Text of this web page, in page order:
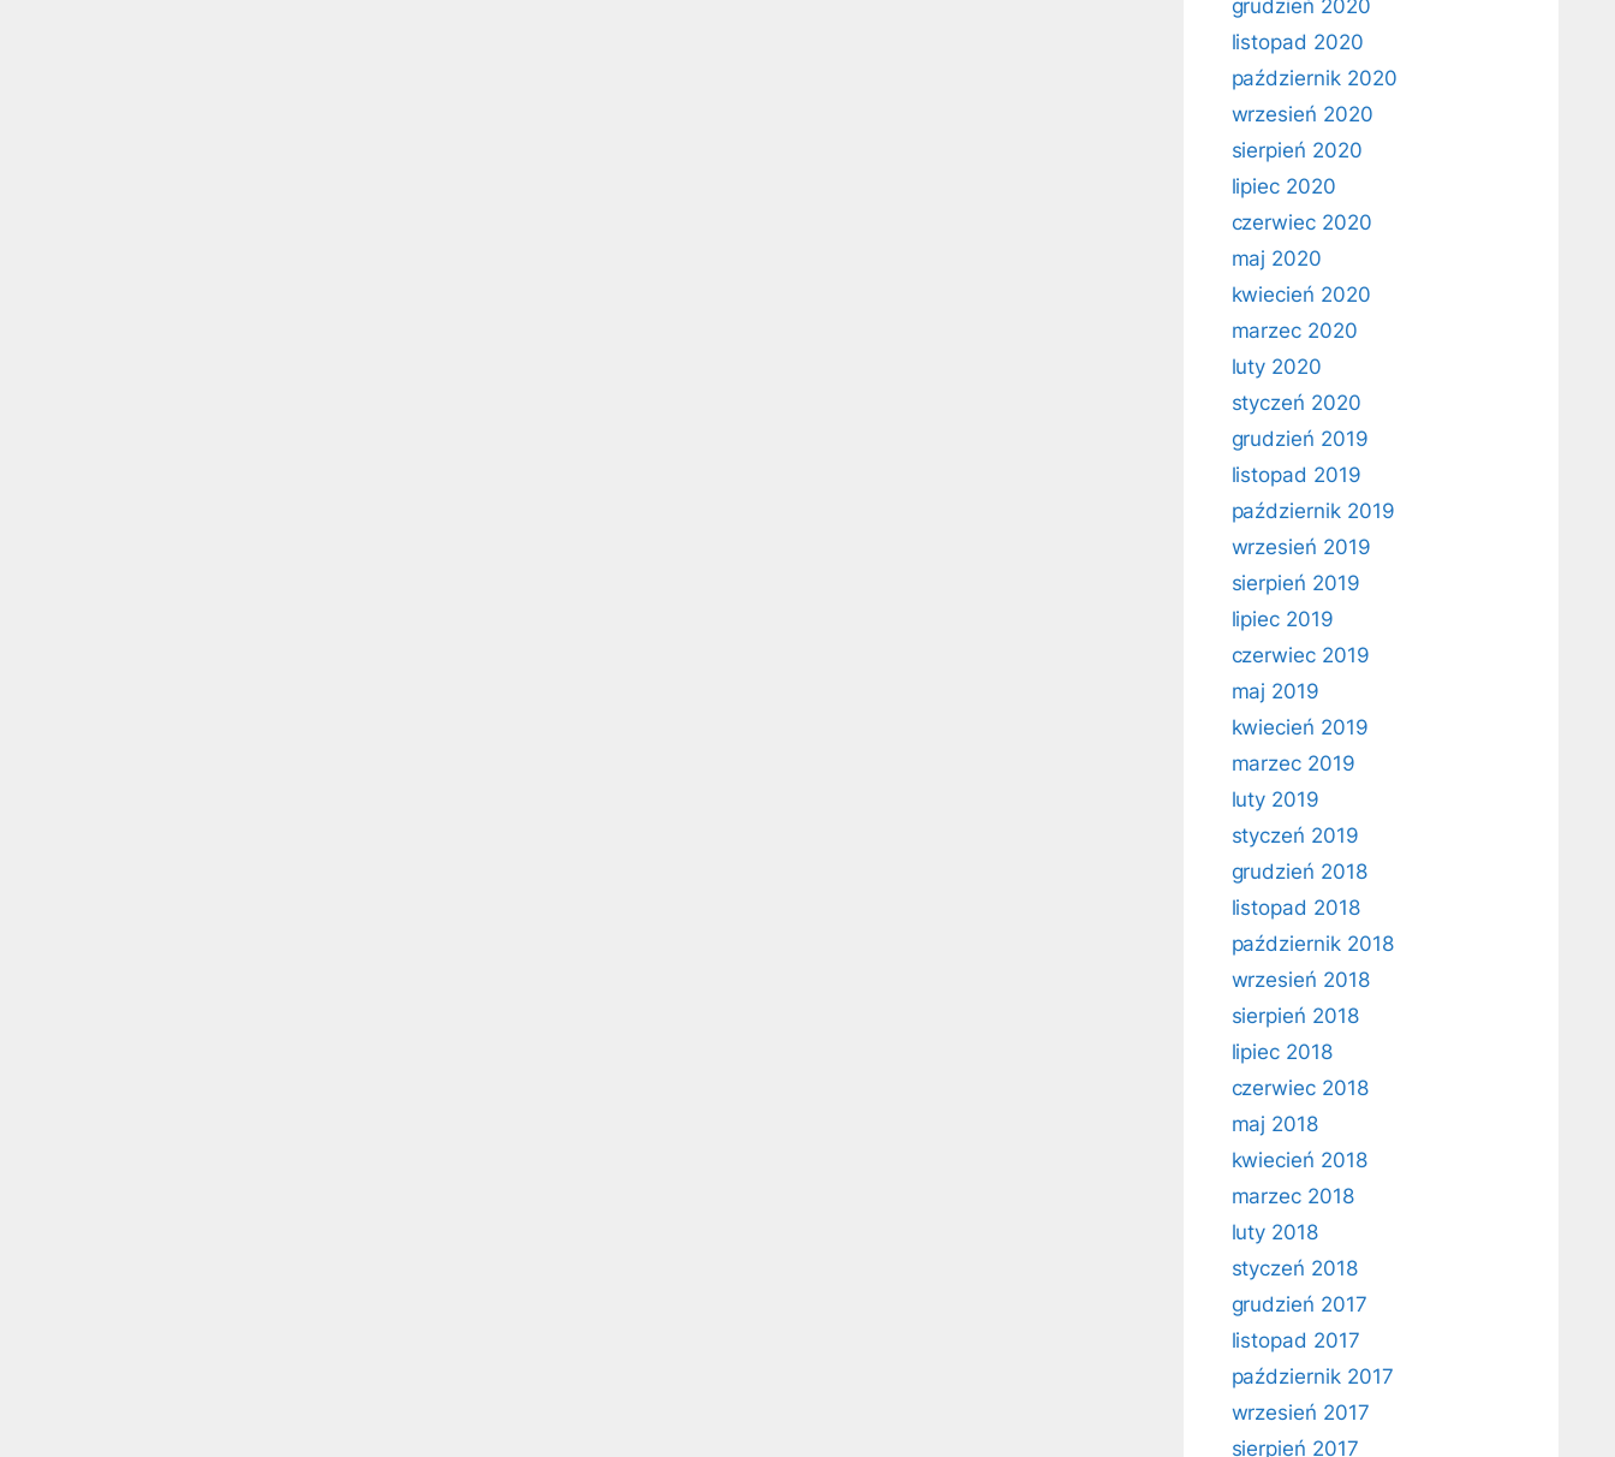
grudzień 2020
listopad 2020
październik 2020
wrzesień 2020
sierpień 2020
lipiec 2020
czerwiec 2020
maj 2020
kwiecień 2020
marzec 2020
luty 2020
styczeń 2020
grudzień 2019
listopad 2019
październik 2019
wrzesień 2019
sierpień 2019
lipiec 2019
czerwiec 2019
maj 2019
kwiecień 2019
marzec 2019
luty 2019
styczeń 2019
grudzień 2018
listopad 2018
październik 2018
wrzesień 2018
sierpień 2018
lipiec 2018
czerwiec 2018
maj 2018
kwiecień 2018
marzec 2018
luty 2018
styczeń 2018
grudzień 2017
listopad 2017
październik 2017
wrzesień 2017
sierpień 2017